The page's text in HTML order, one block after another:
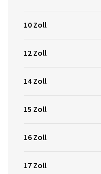
10 Zoll
12 Zoll
14 Zoll
15 Zoll
16 Zoll
17 Zoll